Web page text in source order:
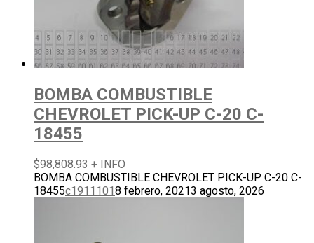
BOMBA COMBUSTIBLE
CHEVROLET PICK-UP C-20 C-
18455
$98,808.93 + INFO
BOMBA COMBUSTIBLE CHEVROLET PICK-UP C-20 C-
18455c19111018 febrero, 20213 agosto, 2026